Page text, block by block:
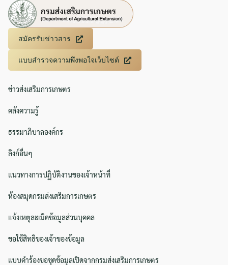
สมัครรับข่าวสาร
แบบสำรวจความพึงพอใจเว็บไซต์
ข่าวส่งเสริมการเกษตร
คลังความรู้
ธรรมาภิบาลองค์กร
ลิงก์อื่นๆ
แนวทางการปฏิบัติงานของเจ้าหน้าที่
ห้องสมุดกรมส่งเสริมการเกษตร
แจ้งเหตุละเมิดข้อมูลส่วนบุคคล
ขอใช้สิทธิของเจ้าของข้อมูล
แบบคำร้องขอชุดข้อมูลเปิดจากกรมส่งเสริมการเกษตร